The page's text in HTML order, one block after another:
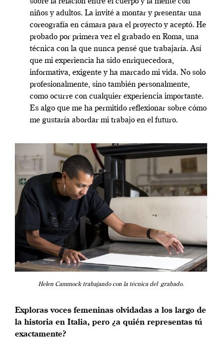
niños y adultos. La invité a montar y presentar una
coreografía en cámara para el proyecto y aceptó. He
probado por primera vez el grabado en Roma, una
técnica con la que nunca pensé que trabajaría. Así
que mi experiencia ha sido enriquecedora,
informativa, exigente y ha marcado mi vida. No solo
profesionalmente, sino también personalmente,
como ocurre con cualquier experiencia importante.
Es algo que me ha permitido reflexionar sobre cómo
me gustaría abordar mi trabajo en el futuro.
Helen Cammock trabajando con la técnica del grabado.
Exploras voces femeninas olvidadas a los largo de
la historia en Italia, pero ¿a quién representas tú
exactamente?